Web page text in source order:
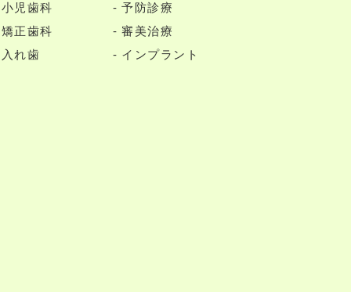
小児歯科
予防診療
矯正歯科
審美治療
入れ歯
インプラント